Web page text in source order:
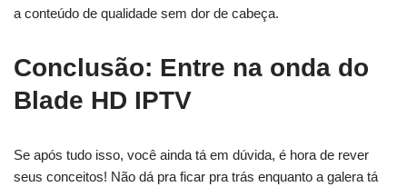
a conteúdo de qualidade sem dor de cabeça.
Conclusão: Entre na onda do
Blade HD IPTV
Se após tudo isso, você ainda tá em dúvida, é hora de rever
seus conceitos! Não dá pra ficar pra trás enquanto a galera tá